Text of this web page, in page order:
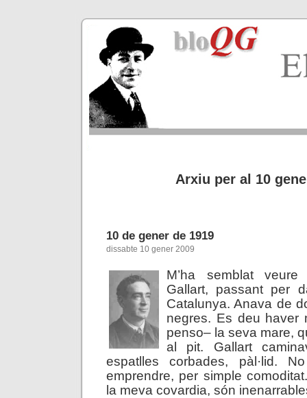
Arxiu per al 10
10 de gener de 1919
dissabte 10 gener 2009
M’ha semblat
Gallart, passant per
Catalunya. Anava de
negres. Es deu haver
penso– la seva mare,
al pit. Gallart
espatlles corbades, pàl·lid.
emprendre, per simple
la meva covardia, són